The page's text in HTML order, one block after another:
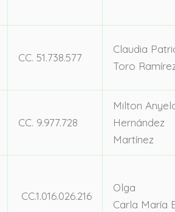
CC. 51.738.577
Claudia
Toro
CC. 9.977.728
Milton
Hernández
Martínez
CC.1.016.026.216
Olga
Carla María